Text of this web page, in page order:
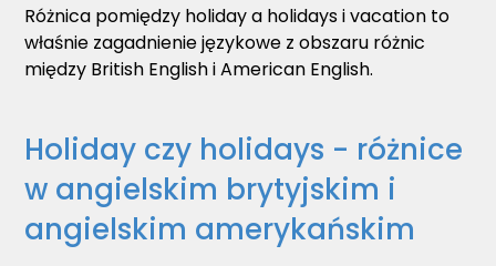
Różnica pomiędzy holiday a holidays i vacation to
właśnie zagadnienie językowe z obszaru różnic
między British English i American English.
Holiday czy holidays - różnice
w angielskim brytyjskim i
angielskim amerykańskim